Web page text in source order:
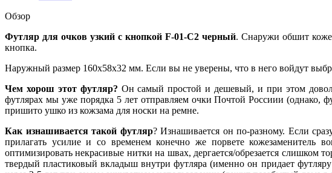
Обзор
Футляр для очков узкий с кнопкой F-01-C2 черный. Снаружи обшит
кнопка.
Наружный размер 160х58х32 мм. Если вы не уверены, что в него войдут
Чем хорош этот футляр? Он самый простой и дешевый, и при этом
футлярах мы уже порядка 5 лет отправляем очки Почтой Россиии (однако,
пришито ушко из кожзама для носки на ремне.
Как изнашивается такой футляр? Изнашивается он по-разному. Если
прилагать усилие и со временем конечно же порвете кожезаменитель
оптимизировать некрасивые нитки на швах, дергается/обрезается слишком
твердый пластиковый вкладыш внутри футляра (именно он придает